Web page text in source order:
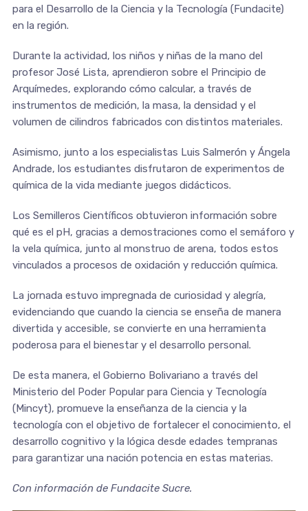
para el Desarrollo de la Ciencia y la Tecnología (Fundacite)
en la región.
Durante la actividad, los niños y niñas de la mano del
profesor José Lista, aprendieron sobre el Principio de
Arquímedes, explorando cómo calcular, a través de
instrumentos de medición, la masa, la densidad y el
volumen de cilindros fabricados con distintos materiales.
Asimismo, junto a los especialistas Luis Salmerón y Ángela
Andrade, los estudiantes disfrutaron de experimentos de
química de la vida mediante juegos didácticos.
Los Semilleros Científicos obtuvieron información sobre
qué es el pH, gracias a demostraciones como el semáforo y
la vela química, junto al monstruo de arena, todos estos
vinculados a procesos de oxidación y reducción química.
La jornada estuvo impregnada de curiosidad y alegría,
evidenciando que cuando la ciencia se enseña de manera
divertida y accesible, se convierte en una herramienta
poderosa para el bienestar y el desarrollo personal.
De esta manera, el Gobierno Bolivariano a través del
Ministerio del Poder Popular para Ciencia y Tecnología
(Mincyt), promueve la enseñanza de la ciencia y la
tecnología con el objetivo de fortalecer el conocimiento, el
desarrollo cognitivo y la lógica desde edades tempranas
para garantizar una nación potencia en estas materias.
Con información de Fundacite Sucre.